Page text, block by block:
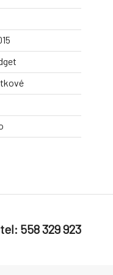
tel: 558 329 923